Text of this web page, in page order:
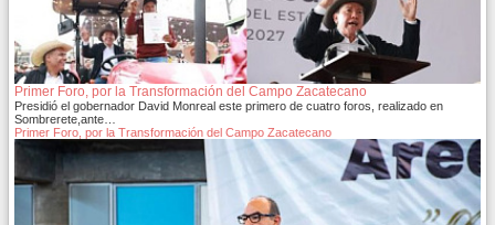
Primer Foro, por la Transformación del Campo Zacatecano
Presidió el gobernador David Monreal este primero de cuatro foros, realizado en
Sombrerete,ante…
Primer Foro, por la Transformación del Campo Zacatecano